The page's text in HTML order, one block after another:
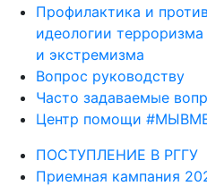
Профилактика и
идеологии терроризма
и экстремизма
Вопрос руководству
Часто задаваемые
Центр помощи
ПОСТУПЛЕНИЕ В РГГУ
Приемная кампания